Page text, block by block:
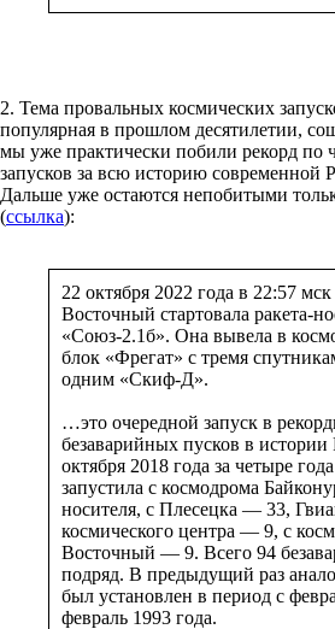
2. Тема провальных космических
популярная в прошлом десятилетии,
мы уже практически побили рекорд по
запусков за всю историю современной
Дальше уже остаются непобитыми
(ссылка):
22 октября 2022 года в 22:57
Восточный стартовала ракета-
«Союз-2.1б». Она вывела в
блок «Фрегат» с тремя
одним «Скиф-Д».
…это очередной запуск в
безаварийных пусков в истории
октября 2018 года за четыре
запустила с космодрома
носителя, с Плесецка — 33,
космического центра — 9, с
Восточный — 9. Всего 94
подряд. В предыдущий раз
был установлен в период с
февраль 1993 года.